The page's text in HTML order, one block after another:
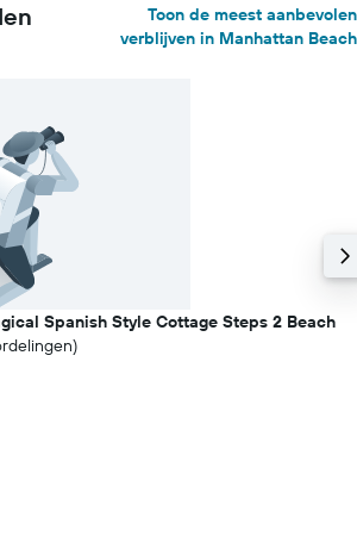
Toon de meest aanbevolen
verblijven in Manhattan Beach
Spanish Style Cottage Steps 2 Beach